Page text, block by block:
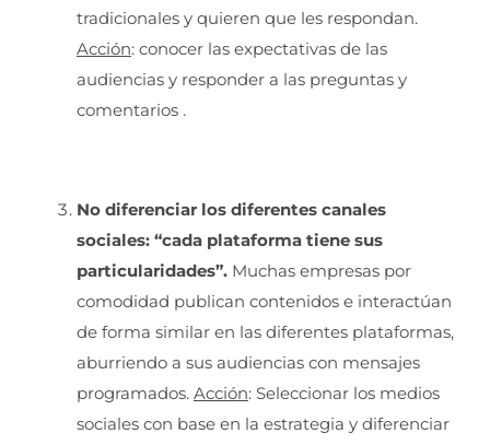
tradicionales y quieren que les respondan.
Acción: conocer las expectativas de las
audiencias y responder a las preguntas y
comentarios .
No diferenciar los diferentes canales
sociales: “cada plataforma tiene sus
particularidades”. Muchas empresas por
comodidad publican contenidos e interactúan
de forma similar en las diferentes plataformas,
aburriendo a sus audiencias con mensajes
programados. Acción: Seleccionar los medios
sociales con base en la estrategia y diferenciar